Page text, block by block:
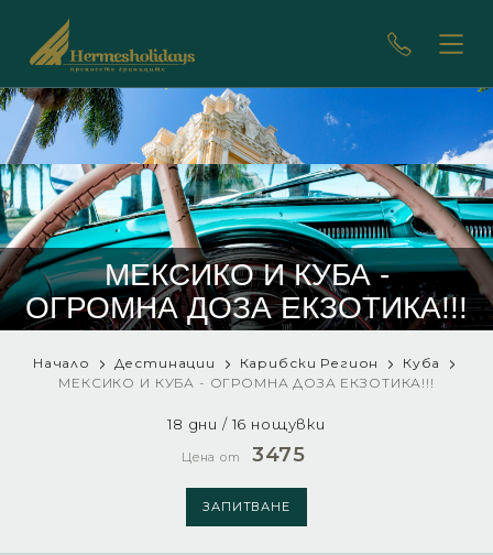
МЕКСИКО И КУБА -
ОГРОМНА ДОЗА ЕКЗОТИКА!!!
Начало Дестинации Карибски Регион
Куба
МЕКСИКО И КУБА - ОГРОМНА ДОЗА ЕКЗОТИКА!!!
18 дни / 16 нощувки
Цена от 3475
ЗАПИТВАНЕ